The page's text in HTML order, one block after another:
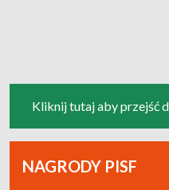
Kliknij tutaj aby przejść
NAGRODY PISF